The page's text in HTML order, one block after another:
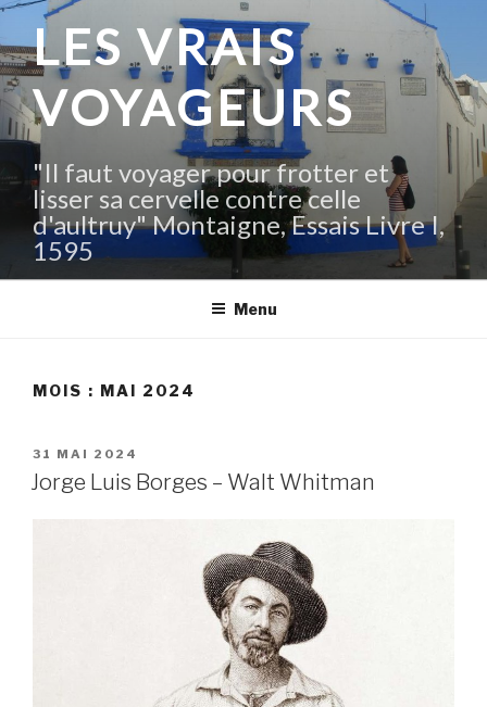
Aller
contenu
principal
LES VRAIS
VOYAGEURS
"Il faut voyager pour frotter et
lisser sa cervelle contre celle
d'aultruy" Montaigne, Essais Livre I,
1595
Menu
MOIS : MAI 2024
PUBLIÉ
LE
31 MAI 2024
Jorge Luis Borges – Walt Whitman